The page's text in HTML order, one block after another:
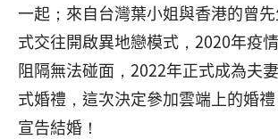
一起；來自台灣葉小姐與香港的曾
式交往開啟異地戀模式，2020年疫
阻隔無法碰面，2022年正式成為夫
式婚禮，這次決定參加雲端上的婚
宣告結婚！